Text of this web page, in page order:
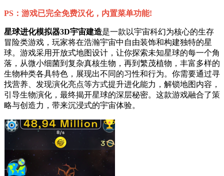
PS：游戏已完全免费汉化，内置菜单功能!
星球进化模拟器3D宇宙建造是一款以宇宙科幻为核心的生存
冒险类游戏，玩家将在浩瀚宇宙中自由装饰和构建独特的星
球。游戏采用开放式地图设计，让你探索未知星球的每一个角
落，从微小细菌到复杂真核生物，再到繁茂植物，丰富多样的
生物种类各具特色，展现出不同的习性和行为。你需要通过寻
找营养、发现演化亮点等方式提升进化能力，解锁地图内容，
引导生物演化，最终揭开星球的深层秘密。这款游戏融合了策
略与创造力，带来沉浸式的宇宙体验。